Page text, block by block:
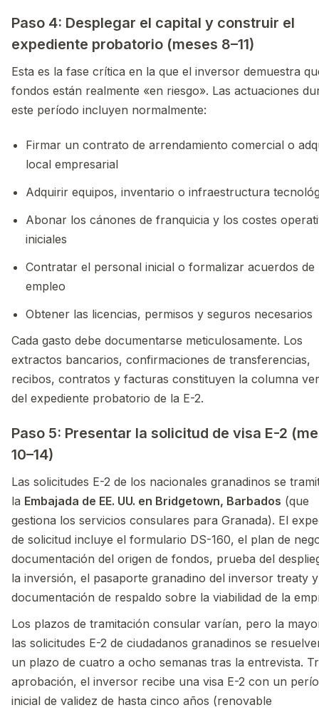
Paso 4: Desplegar el capital y construir el
expediente probatorio (meses 8–11)
Esta es la fase crítica en la que el inversor demuestra
fondos están realmente «en riesgo». Las actuaciones
este período incluyen normalmente:
Firmar un contrato de arrendamiento comercial o
local empresarial
Adquirir equipos, inventario o infraestructura
Abonar los cánones de franquicia y los costes
iniciales
Contratar el personal inicial o formalizar acuerdos de
empleo
Obtener las licencias, permisos y seguros necesarios
Cada gasto debe documentarse meticulosamente. Los
extractos bancarios, confirmaciones de transferencias,
recibos, contratos y facturas constituyen la columna
del expediente probatorio de la E-2.
Paso 5: Presentar la solicitud de visa E-2
10–14)
Las solicitudes E-2 de los nacionales granadinos se
la Embajada de EE. UU. en Bridgetown, Barbados (que
gestiona los servicios consulares para Granada). El
de solicitud incluye el formulario DS-160, el plan de
documentación del origen de fondos, prueba del
la inversión, el pasaporte granadino del inversor treaty y
documentación de respaldo sobre la viabilidad de la
Los plazos de tramitación consular varían, pero la
las solicitudes E-2 de ciudadanos granadinos se
un plazo de cuatro a ocho semanas tras la entrevista.
aprobación, el inversor recibe una visa E-2 con un
inicial de validez de hasta cinco años (renovable